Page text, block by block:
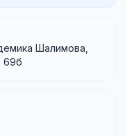
Шалимова,
69б